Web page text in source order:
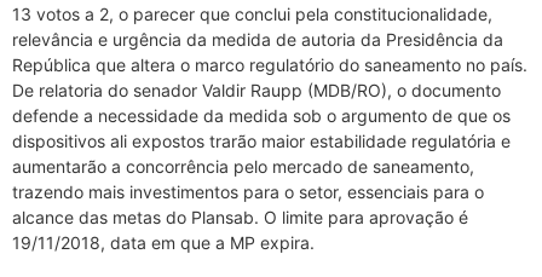
13 votos a 2, o parecer que conclui pela constitucionalidade,
relevância e urgência da medida de autoria da Presidência da
República que altera o marco regulatório do saneamento no país.
De relatoria do senador Valdir Raupp (MDB/RO), o documento
defende a necessidade da medida sob o argumento de que os
dispositivos ali expostos trarão maior estabilidade regulatória e
aumentarão a concorrência pelo mercado de saneamento,
trazendo mais investimentos para o setor, essenciais para o
alcance das metas do Plansab. O limite para aprovação é
19/11/2018, data em que a MP expira.